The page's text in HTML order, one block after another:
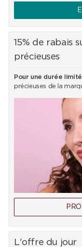
15% de rabais
précieuses
Pour une durée
précieuses de la
L'offre du jour